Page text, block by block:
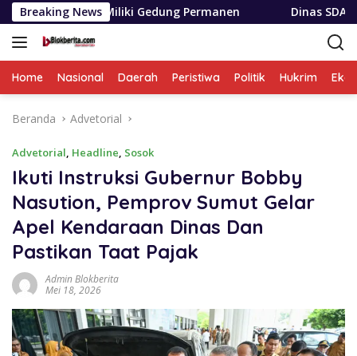
Langsung
ke
konten
Breaking News
Gedung Permanen Dinas SDABMBK Medan
Home Nasional Daerah Peristiwa Politik Hukrim
Beranda Advetorial
Advetorial, Headline, Sosok
Ikuti Instruksi Gubernur Bobby
Nasution, Pemprov Sumut Gelar
Apel Kendaraan Dinas Dan
Pastikan Taat Pajak
Admin Blokberita
Mei 18, 2026